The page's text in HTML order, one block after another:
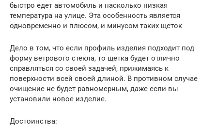
быстро едет автомобиль и насколько низкая
температура на улице. Эта особенность является
одновременно и плюсом, и минусом таких щеток
Дело в том, что если профиль изделия подходит под
форму ветрового стекла, то щетка будет отлично
справляться со своей задачей, прижимаясь к
поверхности всей своей длиной. В противном случае
очищение не будет равномерным, даже если вы
установили новое изделие.
Достоинства: